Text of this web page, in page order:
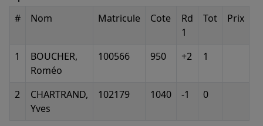
# Nom Matricule Cote
Rd
1
Tot Prix
1
BOUCHER,
Roméo
100566 950 +2 1
2
CHARTRAND,
Yves
102179 1040 -1 0